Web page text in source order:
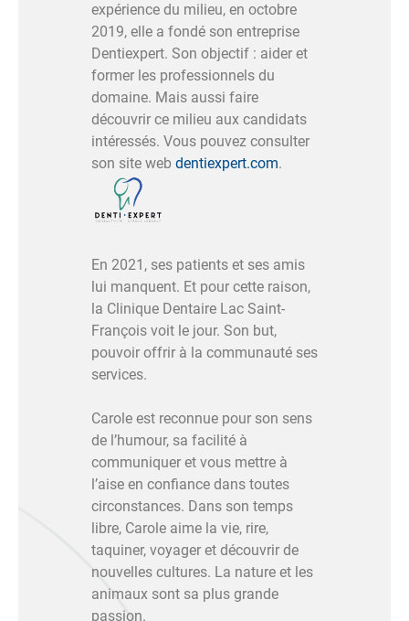
expérience du milieu, en octobre
2019, elle a fondé son entreprise
Dentiexpert. Son objectif : aider et
former les professionnels du
domaine. Mais aussi faire
découvrir ce milieu aux candidats
intéressés. Vous pouvez consulter
son site web dentiexpert.com.
En 2021, ses patients et ses amis
lui manquent. Et pour cette raison,
la Clinique Dentaire Lac Saint-
François voit le jour. Son but,
pouvoir offrir à la communauté ses
services.
Carole est reconnue pour son sens
de l’humour, sa facilité à
communiquer et vous mettre à
l’aise en confiance dans toutes
circonstances. Dans son temps
libre, Carole aime la vie, rire,
taquiner, voyager et découvrir de
nouvelles cultures. La nature et les
animaux sont sa plus grande
passion.